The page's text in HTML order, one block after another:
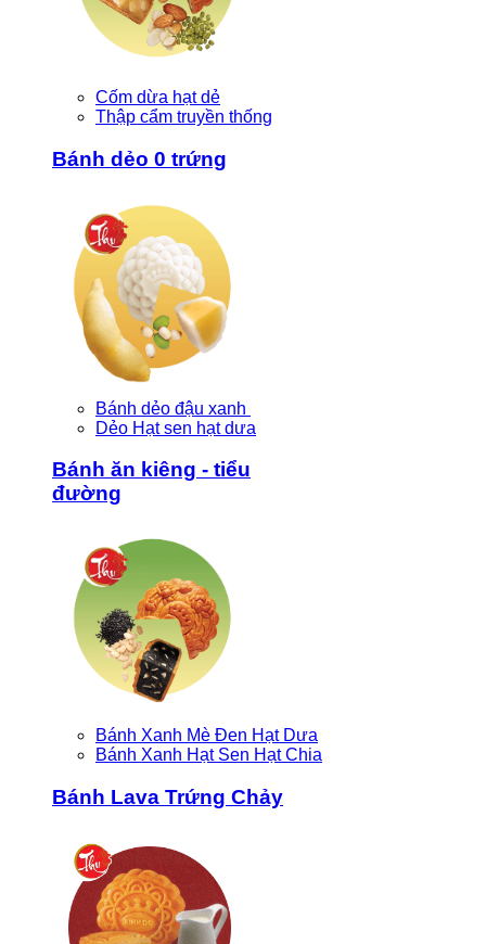
Cốm dừa hạt dẻ
Thập cẩm truyền thống
Bánh dẻo 0 trứng
Bánh dẻo đậu xanh
Dẻo Hạt sen hạt dưa
Bánh ăn kiêng - tiểu
đường
Bánh Xanh Mè Đen Hạt Dưa
Bánh Xanh Hạt Sen Hạt Chia
Bánh Lava Trứng Chảy